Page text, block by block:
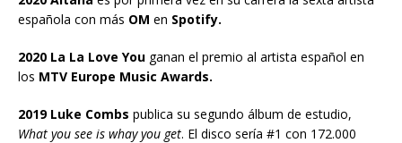
española con más OM en Spotify.
2020 La La Love You ganan el premio al artista español en
los MTV Europe Music Awards.
2019 Luke Combs publica su segundo álbum de estudio,
What you see is whay you get. El disco sería #1 con 172.000